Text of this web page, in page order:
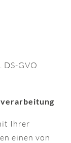
DS-GVO
Ihrer
einen von